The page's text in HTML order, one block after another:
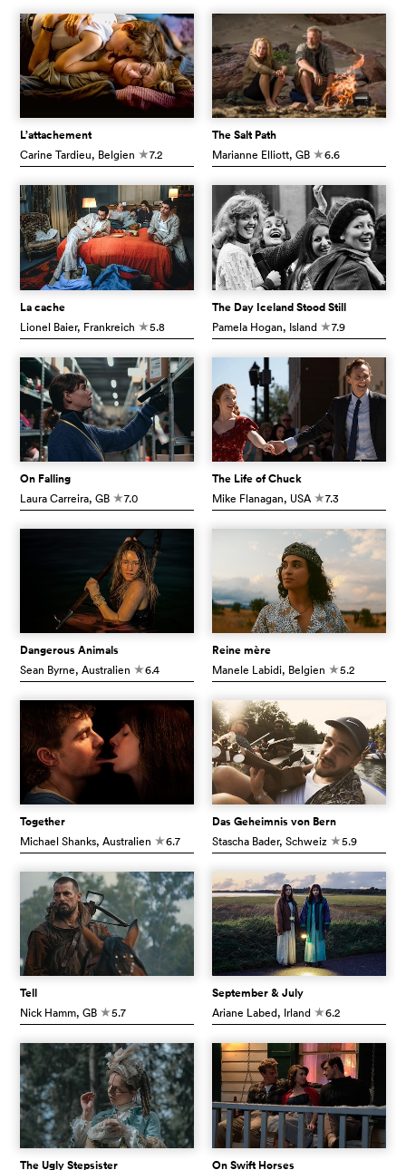
L’attachement
Carine Tardieu, Belgien c7.2
The Salt Path
Marianne Elliott, GB c6.6
La cache
Lionel Baier, Frankreich c5.8
The Day Iceland Stood Still
Pamela Hogan, Island c7.9
On Falling
Laura Carreira, GB c7.0
The Life of Chuck
Mike Flanagan, USA c7.3
Dangerous Animals
Sean Byrne, Australien c6.4
Reine mère
Manele Labidi, Belgien c5.2
Together
Michael Shanks, Australien c6.7
Das Geheimnis von Bern
Stascha Bader, Schweiz c5.9
Tell
Nick Hamm, GB c5.7
September & July
Ariane Labed, Irland c6.2
The Ugly Stepsister On Swift Horses